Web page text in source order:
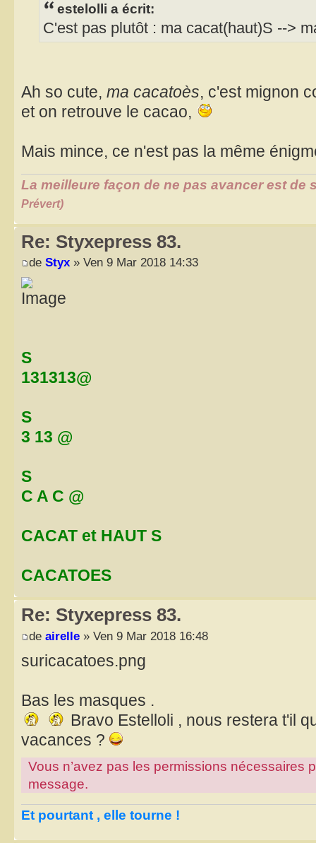
estelolli a écrit:
C'est pas plutôt : ma cacat(haut)S -->
Ah so cute, ma cacatoès, c'est mignon
et on retrouve le cacao,
Mais mince, ce n'est pas la même
La meilleure façon de ne pas avancer est de
Prévert)
Re: Styxepress 83.
de Styx » Ven 9 Mar 2018 14:33
S
131313@
S
3 13 @
S
C A C @
CACAT et HAUT S
CACATOES
Re: Styxepress 83.
de airelle » Ven 9 Mar 2018 16:48
suricacatoes.png
Bas les masques .
Bravo Estelloli , nous restera t'il
vacances ?
Vous n’avez pas les permissions nécessaires
message.
Et pourtant , elle tourne !